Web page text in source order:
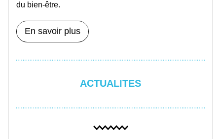
du bien-être.
En savoir plus
ACTUALITES